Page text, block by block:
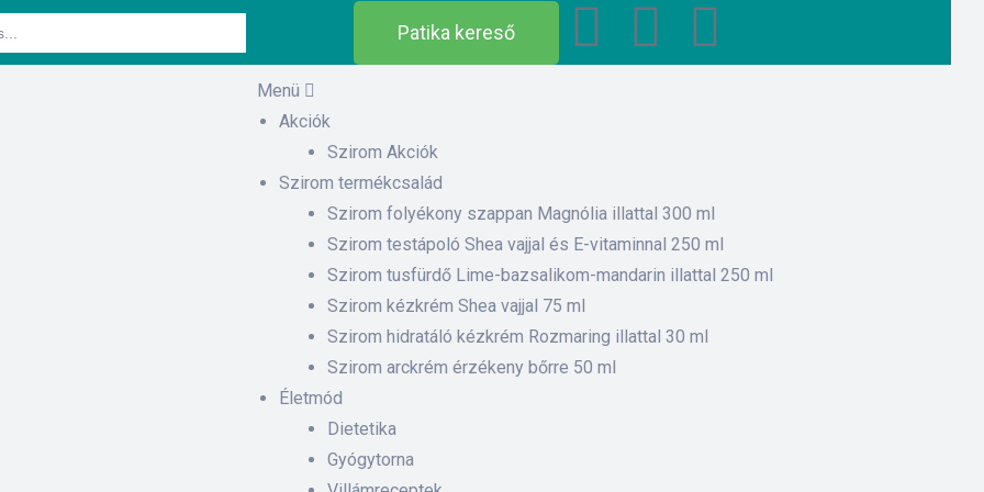
Patika kereső
Menü
Akciók
Szirom Akciók
Szirom termékcsalád
Szirom folyékony szappan Magnólia illattal 300 ml
Szirom testápoló Shea vajjal és E-vitaminnal 250 ml
Szirom tusfürdő Lime-bazsalikom-mandarin illattal 250 ml
Szirom kézkrém Shea vajjal 75 ml
Szirom hidratáló kézkrém Rozmaring illattal 30 ml
Szirom arckrém érzékeny bőrre 50 ml
Életmód
Dietetika
Gyógytorna